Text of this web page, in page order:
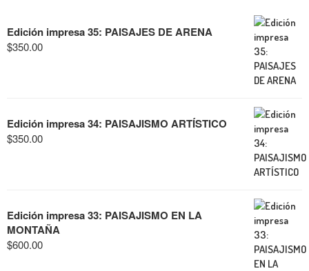
Edición impresa 35: PAISAJES DE ARENA
$350.00
Edición impresa 34: PAISAJISMO ARTÍSTICO
$350.00
Edición impresa 33: PAISAJISMO EN LA
MONTAÑA
$600.00